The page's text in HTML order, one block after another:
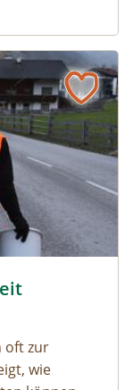
oft zur
wie